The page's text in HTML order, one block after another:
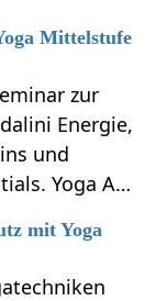
Mittelstufe
zur
Energie,
und
Yoga A…
mit Yoga